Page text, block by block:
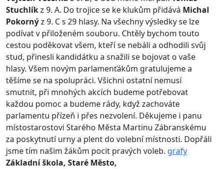
Stuchlíkz 9. A. Do trojice se ke klukům přidává Michal
Pokornýz 9. C s 29 hlasy. Na všechny výsledky se lze
podívat v přiloženém souboru. Chtěly bychom touto
cestou poděkovat všem, kteří se nebáli a odhodili svůj
stud, přinesli kandidátku a snažili se bojovat o vaše
hlasy. Všem novým parlamenťákům gratulujeme a
těšíme se na spolupráci. Všichni ostatní nemusí
smutnit, při mnohých akcích budeme potřebovat
každou pomoc a budeme rády, když zachováte
parlamentu přízeň i přes nezvolení. Děkujeme i panu
místostarostovi Starého Města Martinu Zábranskému
za poskytnutí urny a plent do volební místnosti. Dopřáli
jsme tím našim žákům pocit pravých voleb. grafy
Základní škola, Staré Město,